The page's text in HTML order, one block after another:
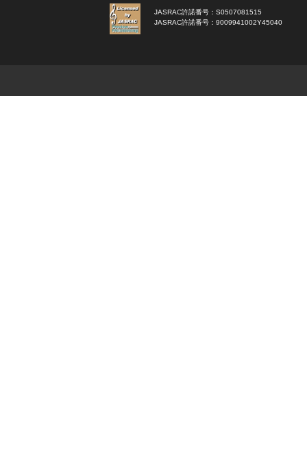
JASRAC許諾番号：S0507081515
JASRAC許諾番号：9009941002Y45040